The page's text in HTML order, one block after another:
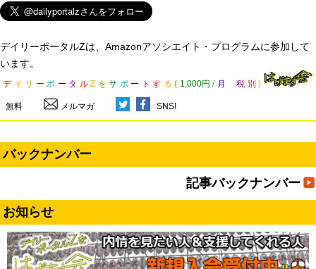
デイリーポータルZは、Amazonアソシエイト・プログラムに参加して
います。
デ イ リ ー ポ ー タ ル Z を サ ポ ー ト す る ( 1,000円 / 月 税 別 )
無料 メルマガ SNS!
バックナンバー
記事バックナンバー
お知らせ